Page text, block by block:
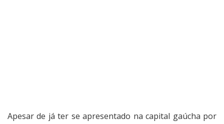
Apesar de já ter se apresentado na capital gaúcha por